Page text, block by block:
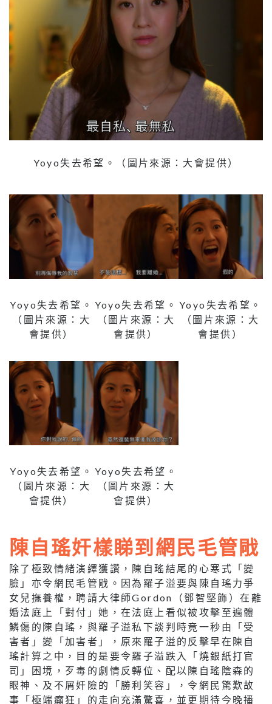
Yoyo失去希望。（圖片來源：大會提供）
Yoyo失去希望。
（圖片來源：大
會提供）
Yoyo失去希望。
（圖片來源：大
會提供）
Yoyo失去希望。
（圖片來源：大
會提供）
Yoyo失去希望。
（圖片來源：大
會提供）
Yoyo失去希望。
（圖片來源：大
會提供）
陳自瑤奸樣睇到網民毛管戙
除了極致情緒演繹獲讚，陳自瑤結尾的心寒式「變
臉」亦令網民毛管戙。因為羅子溢要與陳自瑤力爭
女兒撫養權，聘請大律師Gordon（鄧智堅飾）在離
婚法庭上「對付」她，在法庭上看似被攻擊至遍體
鱗傷的陳自瑤，與羅子溢私下談判時竟一秒由「受
害者」變「加害者」，原來羅子溢的反擊早在陳自
瑤計算之中，目的是要令羅子溢跌入「燒銀紙打官
司」困境，歹毒的劇情反轉位、配以陳自瑤陰森的
眼神、及不屑奸險的「勝利笑容」，令網民驚歎故
事「極端癲狂」的走向充滿驚喜，並更期待今晚播